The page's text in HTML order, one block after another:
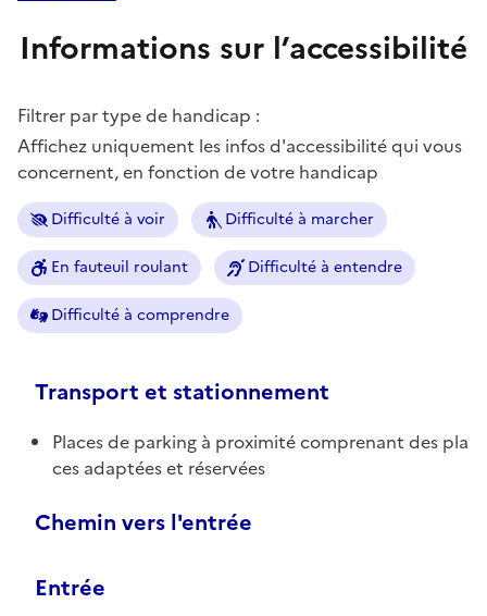
Informations sur l’accessibilité
Filtrer par type de handicap :
Affichez uniquement les infos d'accessibilité qui vous
concernent, en fonction de votre handicap
Difficulté à voir Difficulté à marcher
En fauteuil roulant Difficulté à entendre
Difficulté à comprendre
Transport et stationnement
Places de parking à proximité comprenant des pla
ces adaptées et réservées
Chemin vers l'entrée
Entrée